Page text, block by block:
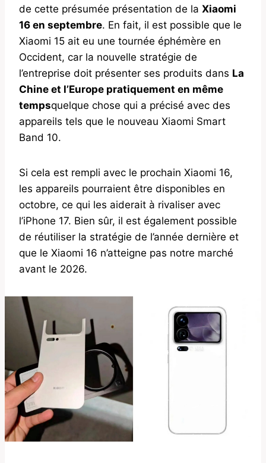
de cette présumée présentation de la Xiaomi
16 en septembre. En fait, il est possible que le
Xiaomi 15 ait eu une tournée éphémère en
Occident, car la nouvelle stratégie de
l’entreprise doit présenter ses produits dans La
Chine et l’Europe pratiquement en même
tempsquelque chose qui a précisé avec des
appareils tels que le nouveau Xiaomi Smart
Band 10.
Si cela est rempli avec le prochain Xiaomi 16,
les appareils pourraient être disponibles en
octobre, ce qui les aiderait à rivaliser avec
l’iPhone 17. Bien sûr, il est également possible
de réutiliser la stratégie de l’année dernière et
que le Xiaomi 16 n’atteigne pas notre marché
avant le 2026.